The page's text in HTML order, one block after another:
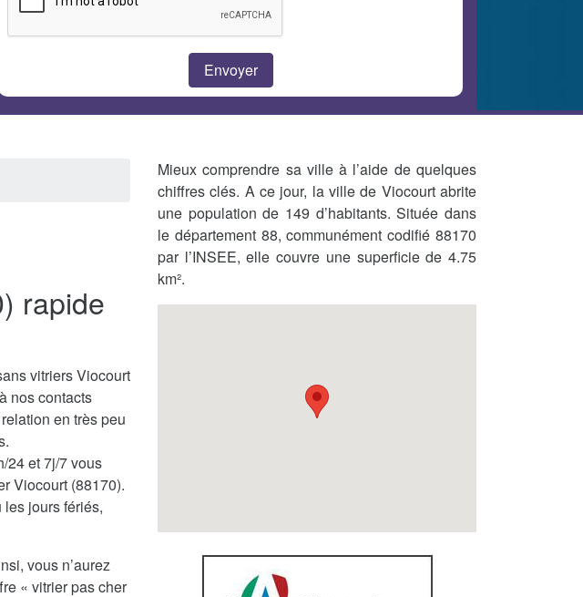
rapide
vitriers Viocourt
nos contacts
en très peu
24 et 7j/7 vous
Viocourt (88170).
jours fériés,
vous n’aurez
« vitrier pas cher
Mieux comprendre sa ville à l’aide de quelques
chiffres clés. A ce jour, la ville de Viocourt abrite
une population de 149 d’habitants. Située dans
le département 88, communément codifié 88170
par l’INSEE, elle couvre une superficie de 4.75
km².